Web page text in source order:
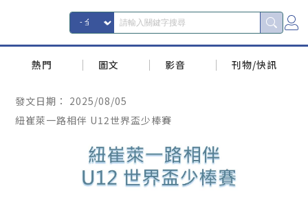
熱門 圖文 影音 刊物/快訊
發文日期： 2025/08/05
紐崔萊一路相伴 U12世界盃少棒賽